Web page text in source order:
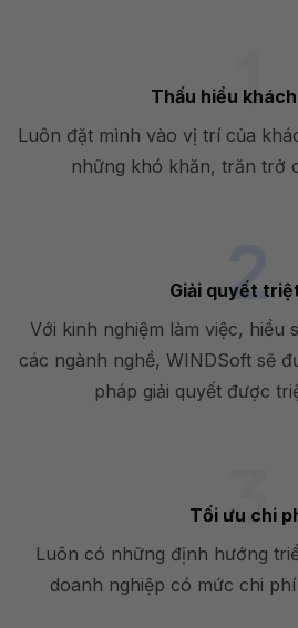
Thấu hiểu
Luôn đặt mình vào vị trí của
những khó khăn, trăn trở
Giải quyết
Với kinh nghiệm làm việc, hiểu
các ngành nghề, WINDSoft sẽ
pháp giải quyết được
Tối ưu chi
Luôn có những định hướng
doanh nghiệp có mức chi